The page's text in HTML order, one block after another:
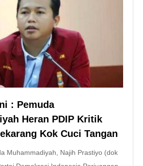
: Pemuda
Heran PDIP Kritik
Kok Cuci Tangan
Muhammadiyah, Najih Prastiyo (dok